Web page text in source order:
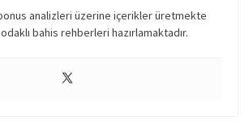
analizleri üzerine içerikler üretmekte
odaklı bahis rehberleri hazırlamaktadır.